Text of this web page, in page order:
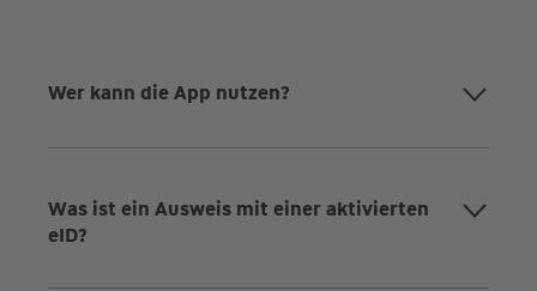
Wer kann die App nutzen?
Was ist ein Ausweis mit einer aktivierten
eID?